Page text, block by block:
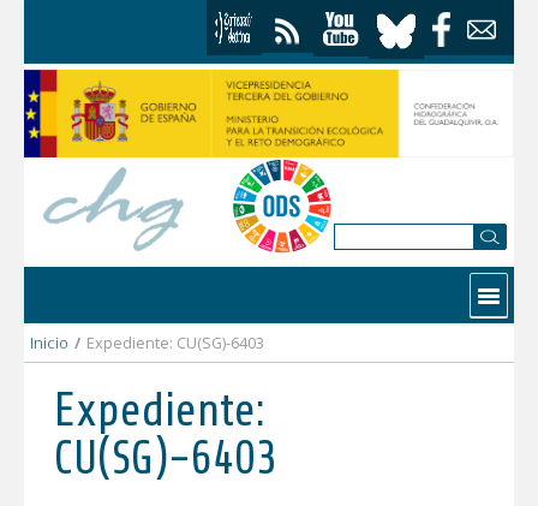
Contactar
Inicio / Expediente: CU(SG)-6403
Expediente:
CU(SG)-6403